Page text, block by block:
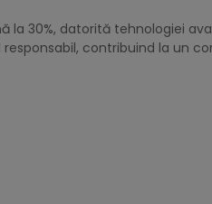
la 30%, datorită tehnologiei
contribuind la un